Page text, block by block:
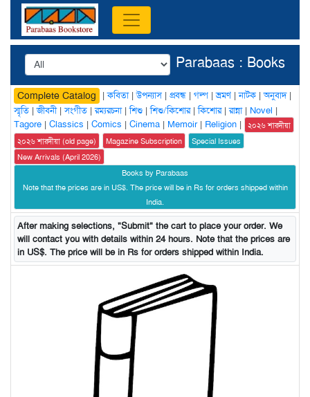
Parabaas : Books
Complete Catalog |কবিতা|উপন্যাস| প্রবন্ধ | গল্প |ভ্রমণ|নাটক |অনুবাদ|
স্মৃতি |জীবনী|সংগীত |রম্যরচনা|শিশু |শিশু/কিশোর|কিশোর|রান্না| Novel |
Tagore | Classics | Comics | Cinema | Memoir| Religion |
২০২৬ শারদীয়া
২০২৬ শারদীয়া (old page)
Magazine Subscription
Special Issues
New Arrivals (April 2026)
Books by Parabaas
Note that the prices are in US$. The price will be in Rs for orders shipped within
India.
After making selections, "Submit" the cart to place your order. We
will contact you with details within 24 hours. Note that the prices are
in US$. The price will be in Rs for orders shipped within India.